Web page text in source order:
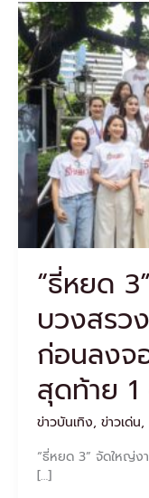
“ธี่หยด
บวงสรว
ก่อนลงจ
สุดท้าย
ข่าวบันเทิง, ข่าวเด่น,
“ธี่หยด 3” จัดใหญ่
[…]
“ธี่
หยด
3”
จัด
ใหญ่
งาน
บวงสรวง
พร้อม
แถลง
ข่าว
ก่อน
จอ
กับ
บท
สรุป
สุดท้าย
1
นี้